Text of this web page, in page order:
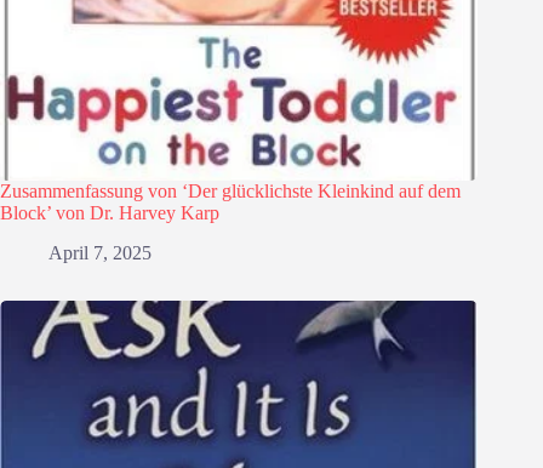
Zusammenfassung von ‘Der glücklichste Kleinkind auf dem
Block’ von Dr. Harvey Karp
April 7, 2025